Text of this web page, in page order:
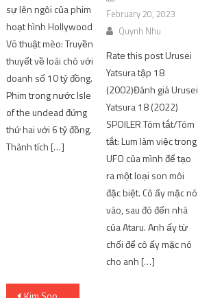
sự lên ngôi của phim
hoạt hình Hollywood
Võ thuật mèo: Truyền
thuyết về loài chó với
doanh số 10 tỷ đồng.
Phim trong nước Isle
of the undead đứng
thứ hai với 6 tỷ đồng.
Thành tích […]
February 20, 2023
Quynh Nhu
Rate this post Urusei
Yatsura tập 18
(2002)Đánh giá Urusei
Yatsura 18 (2022)
SPOILER Tóm tắt/Tóm
tắt: Lum làm việc trong
UFO của mình để tạo
ra một loại son môi
đặc biệt. Cô ấy mặc nó
vào, sau đó đến nhà
của Ataru. Anh ấy từ
chối để cô ấy mặc nó
cho anh […]